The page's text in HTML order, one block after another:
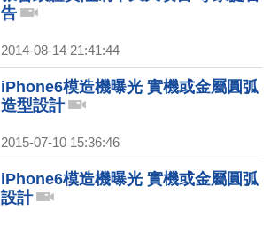
告
2014-08-14 21:41:44
iPhone6模造機曝光 實機或金屬圓弧
造型設計
2015-07-10 15:36:46
iPhone6模造機曝光 實機或金屬圓弧
設計